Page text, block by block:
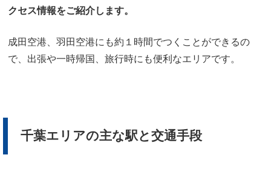
クセス情報をご紹介します。
成田空港、羽田空港にも約１時間でつくことができるの
で、出張や一時帰国、旅行時にも便利なエリアです。
千葉エリアの主な駅と交通手段